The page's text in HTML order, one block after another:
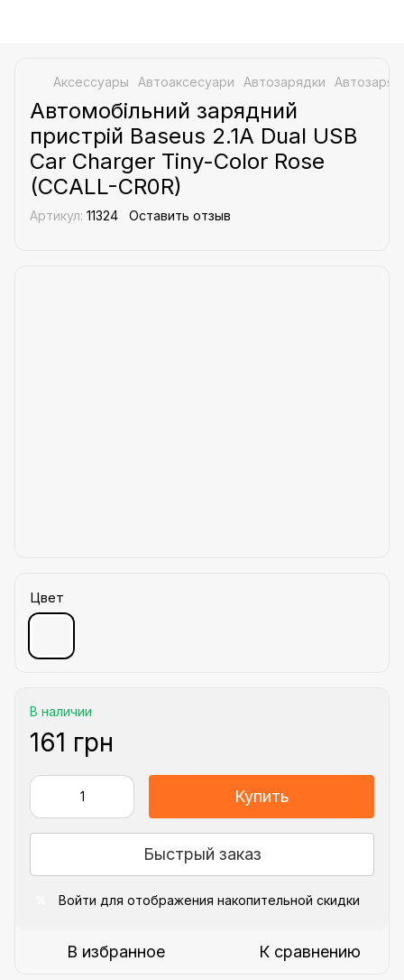
Аксессуары Aвтоаксесуари Автозарядки
Автомобільний зарядний
пристрій Baseus 2.1A Dual USB
Car Charger Tiny-Color Rose
(CCALL-CR0R)
Артикул: 11324 Оставить отзыв
Цвет
В наличии
161 грн
Купить
Быстрый заказ
Войти для отображения накопительной скидки
В избранное К сравнению